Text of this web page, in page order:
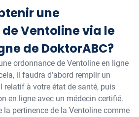
une
Ventoline via le
de DoktorABC?
ordonnance de Ventoline en ligne
il faudra d’abord remplir un
relatif à votre état de santé, puis
en ligne avec un médecin certifié.
la pertinence de la Ventoline comme